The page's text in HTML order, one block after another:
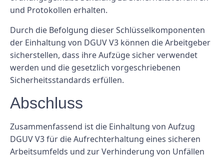
und Protokollen erhalten.
Durch die Befolgung dieser Schlüsselkomponenten
der Einhaltung von DGUV V3 können die Arbeitgeber
sicherstellen, dass ihre Aufzüge sicher verwendet
werden und die gesetzlich vorgeschriebenen
Sicherheitsstandards erfüllen.
Abschluss
Zusammenfassend ist die Einhaltung von Aufzug
DGUV V3 für die Aufrechterhaltung eines sicheren
Arbeitsumfelds und zur Verhinderung von Unfällen